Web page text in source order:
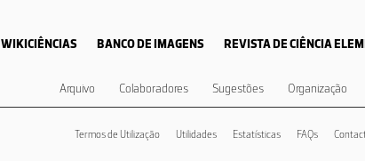
WIKICIÊNCIAS BANCO DE IMAGENS REVISTA DE CIÊNCIA
Arquivo Colaboradores Sugestões Organização
Termos de Utilização Utilidades Estatísticas FAQs